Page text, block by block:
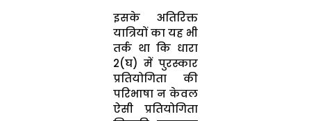
इसके अतिरिक्त
यात्रियों का यह भी
तर्क था कि धारा
2(घ) में पुरस्कार
प्रतियोगिता की
परिभाषा न केवल
ऐसी प्रतियोगिता